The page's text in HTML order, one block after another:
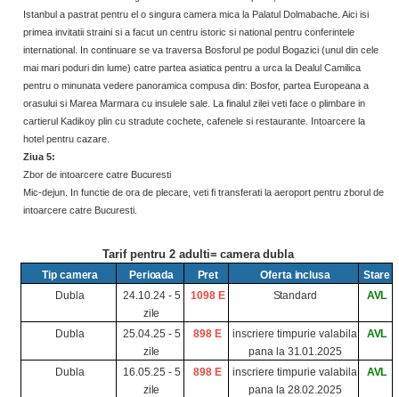
Istanbul a pastrat pentru el o singura camera mica la Palatul Dolmabache. Aici isi
primea invitatii straini si a facut un centru istoric si national pentru conferintele
international. In continuare se va traversa Bosforul pe podul Bogazici (unul din cele
mai mari poduri din lume) catre partea asiatica pentru a urca la Dealul Camilica
pentru o minunata vedere panoramica compusa din: Bosfor, partea Europeana a
orasului si Marea Marmara cu insulele sale. La finalul zilei veti face o plimbare in
cartierul Kadikoy plin cu stradute cochete, cafenele si restaurante. Intoarcere la
hotel pentru cazare.
Ziua 5:
Zbor de intoarcere catre Bucuresti
Mic-dejun. In functie de ora de plecare, veti fi transferati la aeroport pentru zborul de
intoarcere catre Bucuresti.
Tarif pentru 2adulti= camera dubla
Tip camera Perioada Pret Oferta inclusa
Stare
Dubla
24.10.24 - 5
zile
1098 E Standard AVL
Dubla
25.04.25 - 5
zile
898E
inscriere timpurie valabila
pana la 31.01.2025
AVL
Dubla
16.05.25 - 5
zile
898E
inscriere timpurie valabila
pana la 28.02.2025
AVL